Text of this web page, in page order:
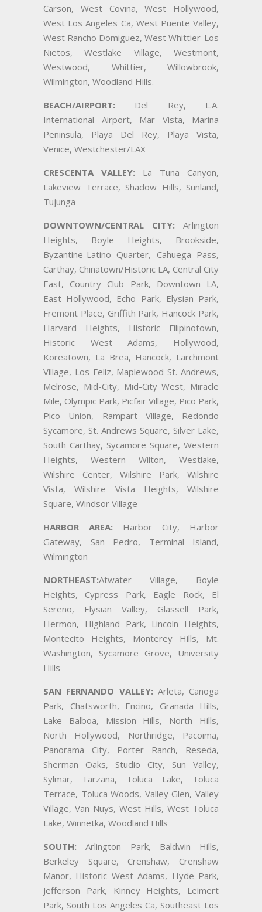
Carson, West Covina, West Hollywood,
West Los Angeles Ca, West Puente Valley,
West Rancho Domiguez, West Whittier-Los
Nietos, Westlake Village, Westmont,
Westwood, Whittier, Willowbrook,
Wilmington, Woodland Hills.
BEACH/AIRPORT: Del Rey, L.A.
International Airport, Mar Vista, Marina
Peninsula, Playa Del Rey, Playa Vista,
Venice, Westchester/LAX
CRESCENTA VALLEY: La Tuna Canyon,
Lakeview Terrace, Shadow Hills, Sunland,
Tujunga
DOWNTOWN/CENTRAL CITY: Arlington
Heights, Boyle Heights, Brookside,
Byzantine-Latino Quarter, Cahuega Pass,
Carthay, Chinatown/Historic LA, Central City
East, Country Club Park, Downtown LA,
East Hollywood, Echo Park, Elysian Park,
Fremont Place, Griffith Park, Hancock Park,
Harvard Heights, Historic Filipinotown,
Historic West Adams, Hollywood,
Koreatown, La Brea, Hancock, Larchmont
Village, Los Feliz, Maplewood-St. Andrews,
Melrose, Mid-City, Mid-City West, Miracle
Mile, Olympic Park, Picfair Village, Pico Park,
Pico Union, Rampart Village, Redondo
Sycamore, St. Andrews Square, Silver Lake,
South Carthay, Sycamore Square, Western
Heights, Western Wilton, Westlake,
Wilshire Center, Wilshire Park, Wilshire
Vista, Wilshire Vista Heights, Wilshire
Square, Windsor Village
HARBOR AREA: Harbor City, Harbor
Gateway, San Pedro, Terminal Island,
Wilmington
NORTHEAST:Atwater Village, Boyle
Heights, Cypress Park, Eagle Rock, El
Sereno, Elysian Valley, Glassell Park,
Hermon, Highland Park, Lincoln Heights,
Montecito Heights, Monterey Hills, Mt.
Washington, Sycamore Grove, University
Hills
SAN FERNANDO VALLEY: Arleta, Canoga
Park, Chatsworth, Encino, Granada Hills,
Lake Balboa, Mission Hills, North Hills,
North Hollywood, Northridge, Pacoima,
Panorama City, Porter Ranch, Reseda,
Sherman Oaks, Studio City, Sun Valley,
Sylmar, Tarzana, Toluca Lake, Toluca
Terrace, Toluca Woods, Valley Glen, Valley
Village, Van Nuys, West Hills, West Toluca
Lake, Winnetka, Woodland Hills
SOUTH: Arlington Park, Baldwin Hills,
Berkeley Square, Crenshaw, Crenshaw
Manor, Historic West Adams, Hyde Park,
Jefferson Park, Kinney Heights, Leimert
Park, South Los Angeles Ca, Southeast Los